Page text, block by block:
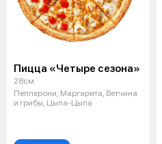
Пицца «Четыре сезона»
28см
Пепперони, Маргарита, Ветчина
и грибы, Цыпа-Цыпа